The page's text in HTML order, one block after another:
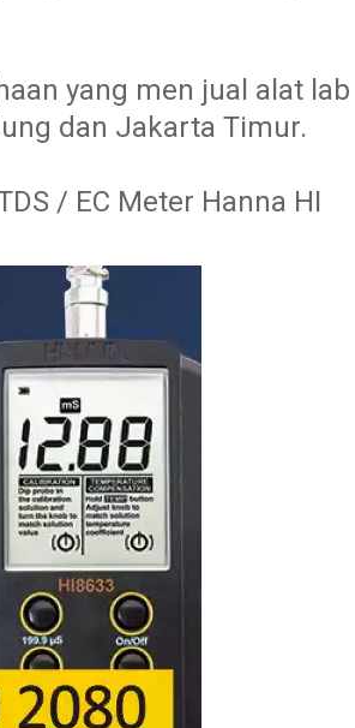
yang men jual alat lab
dan Jakarta Timur.
/ EC Meter Hanna HI